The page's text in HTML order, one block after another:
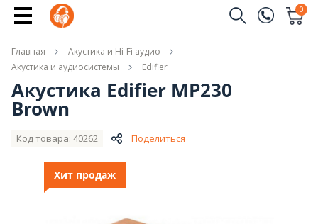
(096)
(044)
0
Имя
Телефон
Главная
Акустика и Hi-Fi аудио
Акустика и аудиосистемы
Edifier
Акустика Edifier MP230
Brown
Код товара: 40262 Поделиться
Хит продаж
Купить